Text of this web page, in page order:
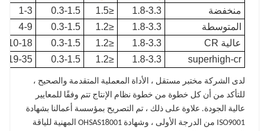
منخفضة
1.8-3.3
≤1.5
0.3-1.5
1-3
المتوسطة
1.8-3.3
≤1.2
0.3-1.5
4-9
عالية CR
1.8-3.3
≤1.2
0.3-1.5
10-18
superhigh-cr
1.8-3.3
≤1.2
0.3-1.5
19-35
لدى الشركة مختبر مستقل ، الأداة المعملية المتقدمة والصحيح ،
للتأكد من أن كل خطوة من خطوة نظام الإنتاج تتم وفقًا للمعايير
عالية الجودة. علاوة على ذلك ، تم التصريح بمؤسسة أعمالنا بشهادة
ISO9001 من الدرجة الأولى ، وشهادة OHSAS18001 المهنية للياقة